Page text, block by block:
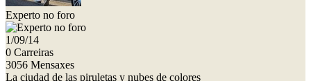
Experto no foro
1/09/14
0 Carreiras
3056 Mensaxes
La ciudad de las piruletas y nubes de colores